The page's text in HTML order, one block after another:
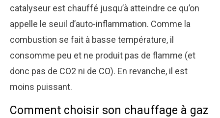
catalyseur est chauffé jusqu’à atteindre ce qu’on
appelle le seuil d’auto-inflammation. Comme la
combustion se fait à basse température, il
consomme peu et ne produit pas de flamme (et
donc pas de CO2 ni de CO). En revanche, il est
moins puissant.
Comment choisir son chauffage à gaz